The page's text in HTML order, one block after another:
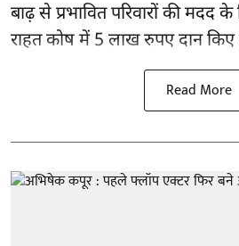
बाढ़ से प्रभावित परिवारों की मदद
राहत कोष में 5 लाख रुपए दान किए
Read More